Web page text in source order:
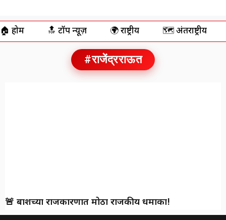
🏠 होम 🔝 टॉप न्यूज़ 🌍 राष्ट्रीय 🗺️ अंतर्राष्ट्रीय
#राजेंद्रराऊत
🚨 बार्शीच्या राजकारणात मोठा राजकीय धमाका!